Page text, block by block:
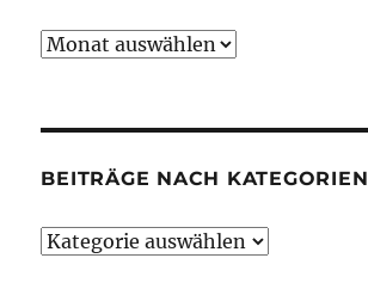
Beiträge
BEITRÄGE NACH KATEGORIEN
Beiträge